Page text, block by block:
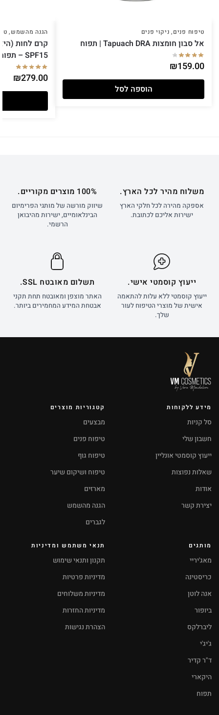
טיפוח פנים, ניקוי פנים
אל סבון חומצות Tapuach DRA | תפוח
₪159.00
הוספה לסל
הגנה מהשמש,
קרם לחות
SPF15 – תפוח Tapuach
₪279.00
משלוח מהיר לכל הארץ.
אספקה מהירה לכל חלקי הארץ
ישירות אליכם לכתובת.
100% מוצרים מקוריים.
שיווק מורשה של מותגי הפרימיום
הבינלאומיים, ישירות מהיבואן
הרשמי.
ייעוץ קוסמטי אישי.
ייעוץ קוסמטי ללא עלות להתאמה
אישית של מוצרי הטיפוח לעור
שלך.
תשלום מאובטח SSL.
האתר מוצפן ומאובטח תחת תקני
אבטחת המידע המחמירים ביותר.
מידע ללקוחות
סל קניות
חשבון שלי
ייעוץ קוסמטי אונליין
שאלות נפוצות
אודות
יצירת קשר
קטגוריות מוצרים
מבצעים
טיפוח פנים
טיפוח גוף
טיפוח ושיקום שיער
מארזים
הגנה מהשמש
לגברים
מותגים
מאג'יריי
כריסטינה
אנה לוטן
ביופור
ליברלקס
ג'יג'י
ד"ר קדיר
היקארי
תפוח
תנאי משתמש ומדיניות
תקנון ותנאי שימוש
מדיניות פרטיות
מדיניות משלוחים
מדיניות החזרות
הצהרת נגישות